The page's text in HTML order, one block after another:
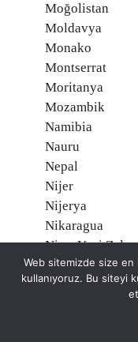
Moğolistan
Moldavya
Monako
Montserrat
Moritanya
Mozambik
Namibia
Nauru
Nepal
Nijer
Nijerya
Nikaragua
Niue, Yeni
Norveç O
Orta Afrika
Web sitemizde size
kullanıyoruz. Bu siteyi